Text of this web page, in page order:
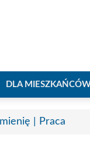
DLA
| Praca